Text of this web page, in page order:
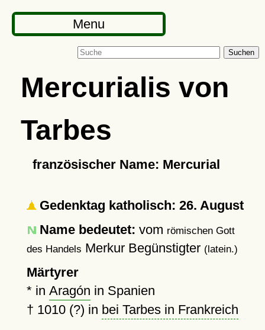
Menu
Suchen
Mercurialis von
Tarbes
französischer Name: Mercurial
Gedenktag katholisch: 26. August
Name bedeutet: vom römischen Gott
des Handels Merkur Begünstigter (latein.)
Märtyrer
* in Aragón in Spanien
† 1010 (?) in bei Tarbes in Frankreich